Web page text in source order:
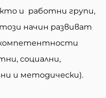
и работни групи,
начин развиват
социални,
и методически).